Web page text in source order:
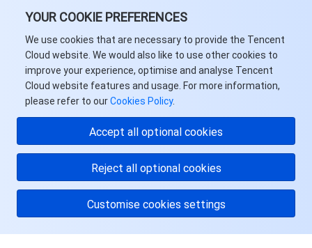
YOUR COOKIE PREFERENCES
We use cookies that are necessary to provide the Tencent
Cloud website. We would also like to use other cookies to
improve your experience, optimise and analyse Tencent
Cloud website features and usage. For more information,
please refer to ourCookies Policy.
Accept all optional cookies
Reject all optional cookies
Customise cookies settings